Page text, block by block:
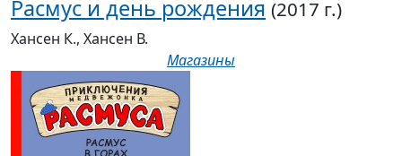
Расмус и день рождения (2017 г.)
Хансен К., Хансен В.
Магазины